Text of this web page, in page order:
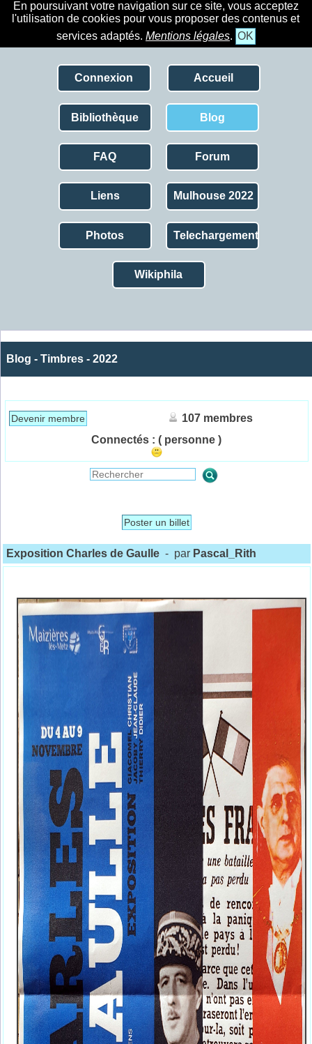
En poursuivant votre navigation sur ce site, vous acceptez
l'utilisation de cookies pour vous proposer des contenus et
services adaptés. Mentions légales. OK
Connexion Accueil
Bibliothèque Blog
FAQ Forum
Liens Mulhouse 2022
Photos Telechargement
Wikiphila
Blog - Timbres - 2022
Devenir membre
107 membres
Connectés : ( personne )
Poster un billet
Exposition Charles de Gaulle - par Pascal_Rith